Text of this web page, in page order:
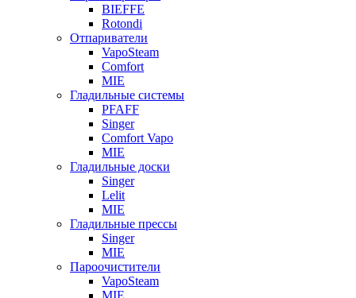
BIEFFE
Rotondi
Отпариватели
VapoSteam
Comfort
MIE
Гладильные системы
PFAFF
Singer
Comfort Vapo
MIE
Гладильные доски
Singer
Lelit
MIE
Гладильные прессы
Singer
MIE
Пароочистители
VapoSteam
MIE